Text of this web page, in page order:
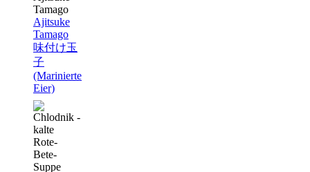
Ajitsuke
Tamago
味付け玉
子
(Marinierte
Eier)